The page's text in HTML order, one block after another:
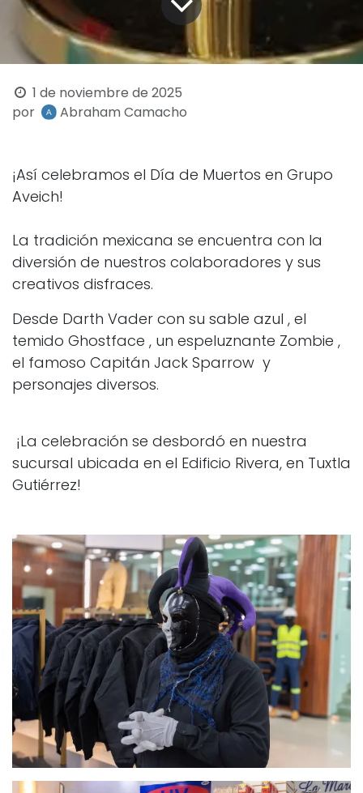
1 de noviembre de 2025
por
Abraham Camacho
¡Así celebramos el Día de Muertos en Grupo
Aveich!
La tradición mexicana se encuentra con la
diversión de nuestros colaboradores y sus
creativos disfraces.
Desde Darth Vader con su sable azul , el
temido Ghostface , un espeluznante Zombie ,
el famoso Capitán Jack Sparrow y
personajes diversos.
¡La celebración se desbordó en nuestra
sucursal ubicada en el Edificio Rivera, en Tuxtla
Gutiérrez!